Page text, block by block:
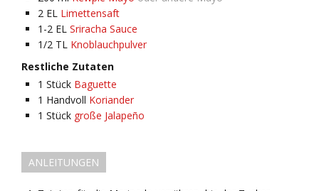
2 EL Limettensaft
1-2 EL Sriracha Sauce
1/2 TL Knoblauchpulver
Restliche Zutaten
1 Stück Baguette
1 Handvoll Koriander
1 Stück große Jalapeño
ANLEITUNGEN